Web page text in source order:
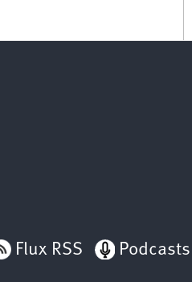
Flux RSS Podcasts